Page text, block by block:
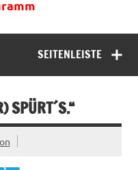
SEITENLEISTE
SPÜRT´S.“